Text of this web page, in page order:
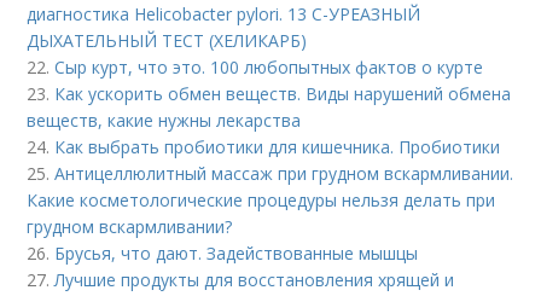
диагностика Helicobacter pylori. 13 C-УРЕАЗНЫЙ
ДЫХАТЕЛЬНЫЙ ТЕСТ (ХЕЛИКАРБ)
22.Сыр курт, что это. 100 любопытных фактов о курте
23. Как ускорить обмен веществ. Виды нарушений обмена
веществ, какие нужны лекарства
24. Как выбрать пробиотики для кишечника. Пробиотики
25.Антицеллюлитный массаж при грудном вскармливании.
Какие косметологические процедуры нельзя делать при
грудном вскармливании?
26. Брусья, что дают. Задействованные мышцы
27.Лучшие продукты для восстановления хрящей и